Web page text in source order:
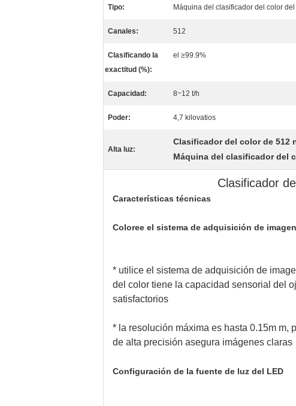
Tipo: Máquina del clasificador del color
Canales: 512
Clasificando la
exactitud (%):
el ≥99.9%
Capacidad: 8~12 t/h
Poder: 4,7 kilovatios
Alta luz:
Clasificador del color de 512
Máquina del clasificador del
Clasificador
Características técnicas
Coloree el sistema de adquisición de
* utilice el sistema de adquisición de
del color tiene la capacidad sensorial del
satisfactorios
* la resolución máxima es hasta 0.15m m,
de alta precisión asegura imágenes claras
Configuración de la fuente de luz del LED